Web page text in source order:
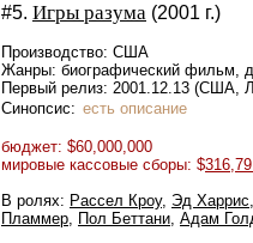
#5. Игры разума (2001 г.)
Производство: США
Жанры: биографический фильм,
Первый релиз: 2001.12.13 (США,
Синопсис: есть описание
бюджет: $60,000,000
мировые кассовые сборы: $
В ролях: Рассел Кроу, Эд Харрис
Пламмер, Пол Беттани, Адам